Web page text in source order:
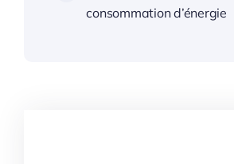
consommation d’énergie